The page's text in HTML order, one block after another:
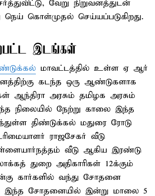
வேறு நிறுவனத்துடன்
நெய் கொள்முதல் செய்யப்படுகிறது.
இடங்கள்
மாவட்டத்தில் உள்ள ஏ ஆர்
கடந்த ஒரு ஆண்டுகளாக
ஆந்திரா அரசும் தமிழக அரசும்
நிலையில் நேற்று காலை இந்த
திண்டுக்கல் மதுரை ரோடு
ராஜசேகர் வீடு
வீடு ஆகிய இரண்டு
துறை அதிகாரிகள் 12க்கும்
கார்களில் வந்து சோதனை
சோதனையில் இன்று மாலை 5